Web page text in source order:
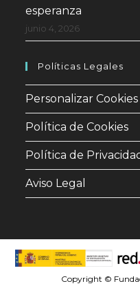
esperanza
junio 4, 2026
Políticas Legales
Personalizar Cookies
Política de Cookies
Política de
Aviso Legal
Copyright ©